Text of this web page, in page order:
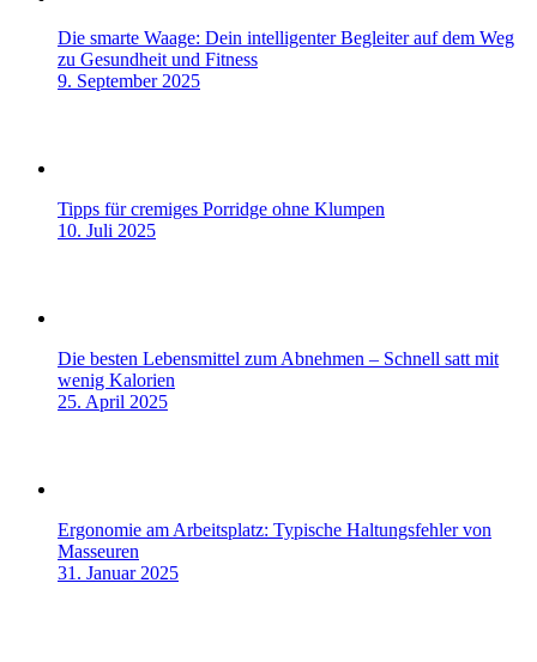
Die smarte Waage: Dein intelligenter Begleiter auf dem Weg
zu Gesundheit und Fitness
9. September 2025
Tipps für cremiges Porridge ohne Klumpen
10. Juli 2025
Die besten Lebensmittel zum Abnehmen – Schnell satt mit
wenig Kalorien
25. April 2025
Ergonomie am Arbeitsplatz: Typische Haltungsfehler von
Masseuren
31. Januar 2025